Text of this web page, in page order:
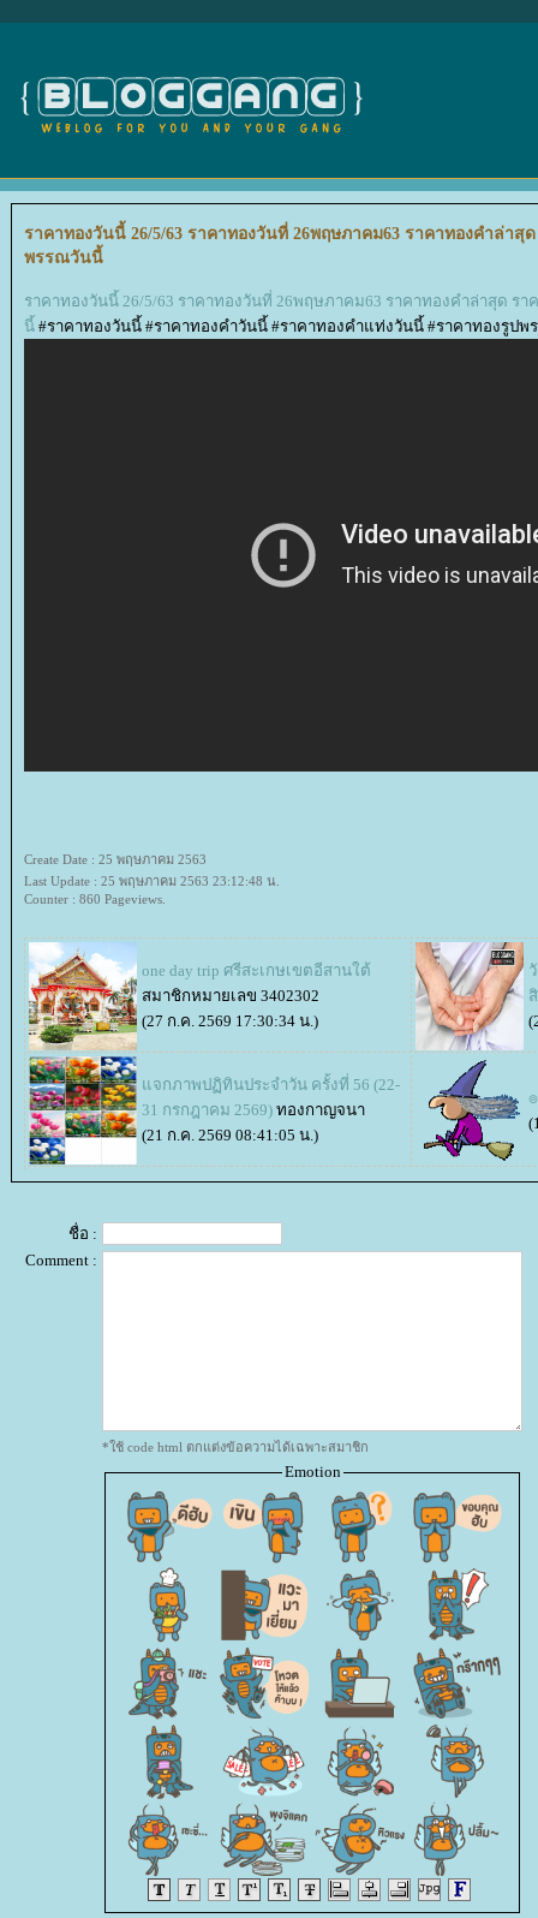
ราคาทองวันนี้ 26/5/63 ราคาทองวันที่ 26พฤษภาคม63 ราคาทองคำล่าสุ
พรรณวันนี้
ราคาทองวันนี้ 26/5/63 ราคาทองวันที่ 26พฤษภาคม63 ราคาทองคำล่าสุด ร
นี้ #ราคาทองวันนี้ #ราคาทองคำวันนี้ #ราคาทองคำแท่งวันนี้ #ราคาทองรูป
Create Date : 25 พฤษภาคม 2563
Last Update : 25 พฤษภาคม 2563 23:12:48 น.
Counter : 860 Pageviews.
one day trip ศรีสะเกษเขตอีสานใต้
สมาชิกหมายเลข 3402302
(27 ก.ค. 2569 17:30:34 น.)
จกภาพปฏิทินประจำวัน ครั้งที่ 56 (22-
31 กรกฎาคม 2569) ทองกาญจนา
(21 ก.ค. 2569 08:41:05 น.)
ชื่อ :
Comment :
*ใช้ code html ตกแต่งข้อความได้เฉพาะสมาชิก
Emotion